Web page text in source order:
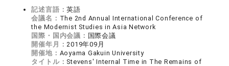
記述言語：英語
会議名： The 2nd Annual International Conference of
the Modernist Studies in Asia Network
国際・国内会議： 国際会議
開催年月：2019年09月
開催地： Aoyama Gakuin University
タイトル： Stevens' Internal Time in The Remains of